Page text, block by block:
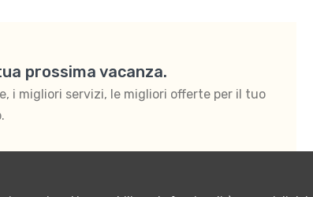
prossima vacanza.
i migliori servizi, le migliori offerte per il tuo